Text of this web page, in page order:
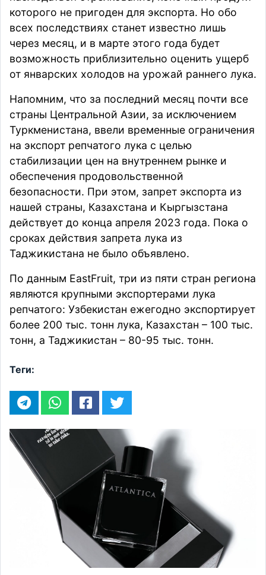
которого не пригоден для экспорта. Но обо
всех последствиях станет известно лишь
через месяц, и в марте этого года будет
возможность приблизительно оценить ущерб
от январских холодов на урожай раннего лука.
Напомним, что за последний месяц почти все
страны Центральной Азии, за исключением
Туркменистана, ввели временные ограничения
на экспорт репчатого лука с целью
стабилизации цен на внутреннем рынке и
обеспечения продовольственной
безопасности. При этом, запрет экспорта из
нашей страны, Казахстана и Кыргызстана
действует до конца апреля 2023 года. Пока о
сроках действия запрета лука из
Таджикистана не было объявлено.
По данным EastFruit, три из пяти стран региона
являются крупными экспортерами лука
репчатого: Узбекистан ежегодно экспортирует
более 200 тыс. тонн лука, Казахстан – 100 тыс.
тонн, а Таджикистан – 80-95 тыс. тонн.
Теги: